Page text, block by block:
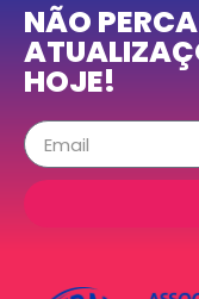
NÃO
HOJE!